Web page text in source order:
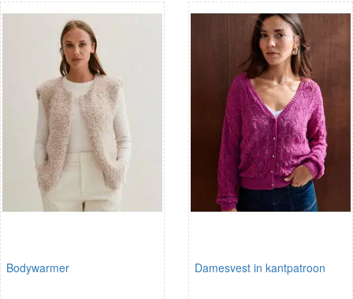
Bodywarmer Damesvest in kantpatroon